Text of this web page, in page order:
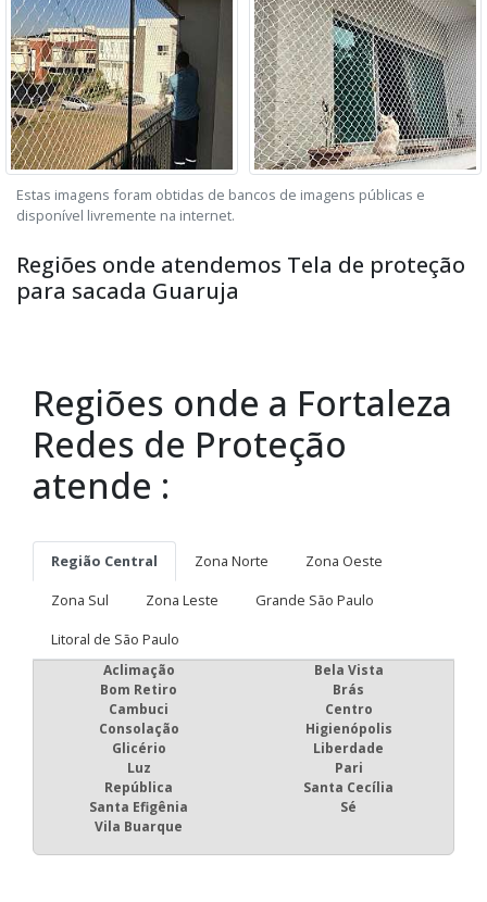
Estas imagens foram obtidas de bancos de imagens públicas e
disponível livremente na internet.
Regiões onde atendemos Tela de proteção
para sacada Guaruja
Regiões onde a Fortaleza
Redes de Proteção
atende :
Região Central Zona Norte
Zona Oeste
Zona Sul
Zona Leste
Grande São Paulo
Litoral de São Paulo
Aclimação
Bela Vista
Bom Retiro
Brás
Cambuci
Centro
Consolação
Higienópolis
Glicério
Liberdade
Luz
Pari
República
Santa Cecília
Santa Efigênia
Sé
Vila Buarque